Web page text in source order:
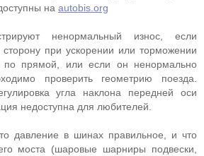
на autobis.org
ненормальный износ, если
при ускорении или торможении
по прямой, или если он ненормально
проверить геометрию поезда.
угла наклона передней оси
недоступна для любителей.
давление в шинах правильное, и что
моста (шаровые шарниры подвески,